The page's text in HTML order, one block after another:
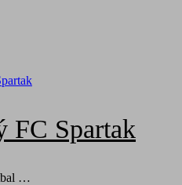
FC Spartak
…